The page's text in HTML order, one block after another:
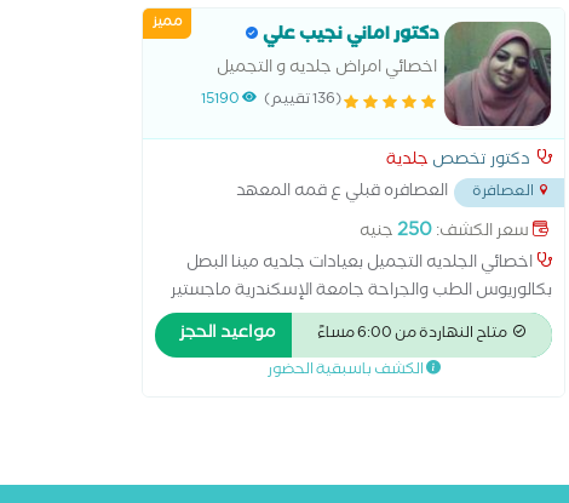
مميز دكتور اماني نجيب علي
اخصائي امراض جلديه و التجميل
(136 تقييم) 15190
دكتور تخصص جلدية
العصافرة
العصافره قبلي ع قمه المعهد
الديني قبل المعهد الديني... سعر الكشف:250جنيه
اخصائي الجلديه التجميل بعيادات جلديه مينا البصل
بكالوريوس الطب والجراحة جامعة الإسكندرية ماجستير
الأمراض الجلدية جامعه المنوفيه خبره اكتر من 14 سنه
ف علاج جميع الامراض الجلديه ازاله السنط والزواءد
الجلديه جلسات ديرمابن لنضاره البشره حقن ميزوثيرابي
متاح النهاردة من 6:00 مساءً مواعيد الحجز
الكشف باسبقية الحضور